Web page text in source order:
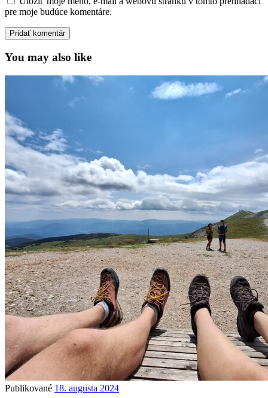
pre moje budúce komentáre.
You may also like
Publikované 18. augusta 2024